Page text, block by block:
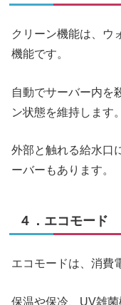
クリーン機能は、ウ
機能です。
自動でサーバー内を
ン状態を維持します。
外部と触れる給水口
ーバーもあります。
４．エコモード
エコモードは、消費
保温や保冷、UV雑